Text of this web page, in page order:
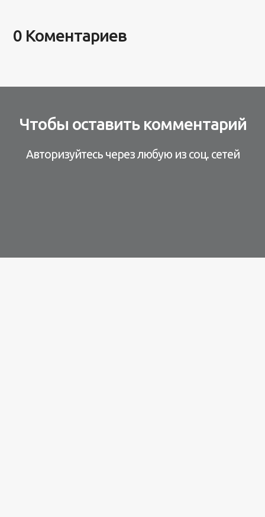
0 Коментариев
Чтобы оставить комментарий
Авторизуйтесь через любую из соц. сетей